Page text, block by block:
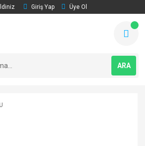
Giriş Yap Üye Ol
ARA